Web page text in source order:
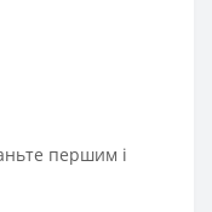
першим і